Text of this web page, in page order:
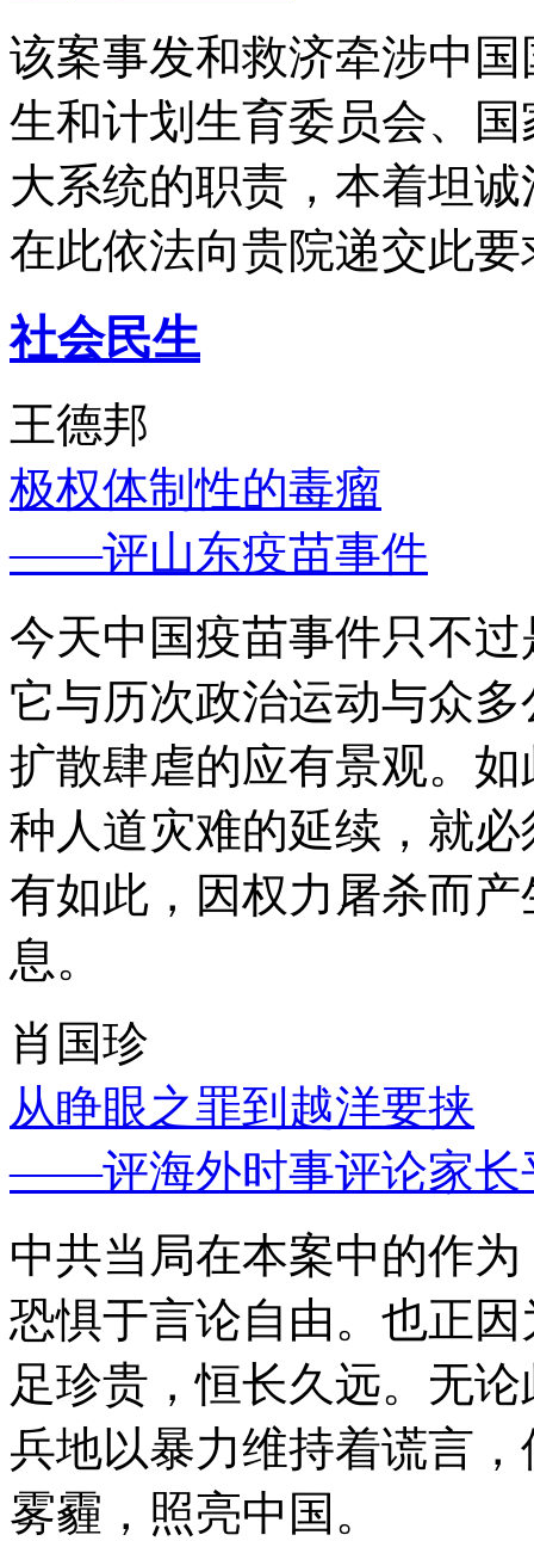
该案事发和救济牵涉中
生和计划生育委员会、
大系统的职责，本着坦
在此依法向贵院递交此要
社会民生
王德邦
极权体制性的毒瘤
——评山东疫苗事件
今天中国疫苗事件只不
它与历次政治运动与众
扩散肆虐的应有景观。
种人道灾难的延续，就
有如此，因权力屠杀而
息。
肖国珍
从睁眼之罪到越洋要挟
——评海外时事评论家长
中共当局在本案中的作
恐惧于言论自由。也正
足珍贵，恒长久远。无
兵地以暴力维持着谎言
雾霾，照亮中国。